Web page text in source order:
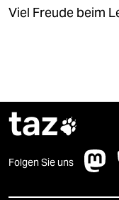
Viel Freude beim
taz
Folgen Sie uns